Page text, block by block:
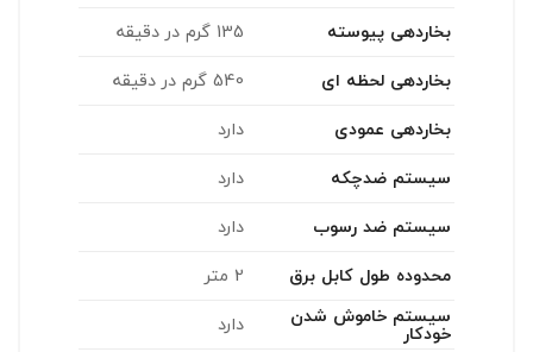
بخاردهی پیوسته
135 گرم در دقیقه
بخاردهی لحظه ای
540 گرم در دقیقه
بخاردهی عمودی
دارد
سیستم ضدچکه
دارد
سیستم ضد رسوب
دارد
محدوده طول کابل برق
2 متر
سیستم خاموش شدن
خودکار
دارد